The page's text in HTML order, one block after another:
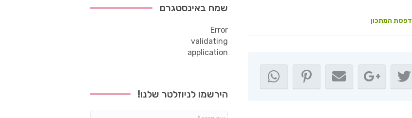
המתכון
שמח באינסטגרם
Error
validating
application
הירשמו לניוזלטר שלנו!